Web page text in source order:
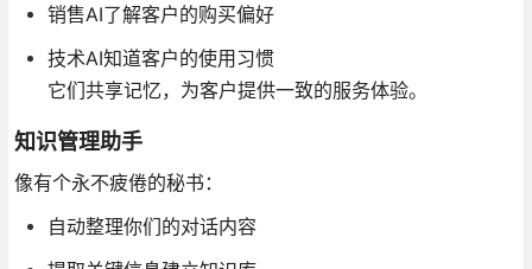
销售AI了解客户的购买偏好
技术AI知道客户的使用习惯
它们共享记忆，为客户提供一致的服务体验。
知识管理助手
像有个永不疲倦的秘书：
自动整理你们的对话内容